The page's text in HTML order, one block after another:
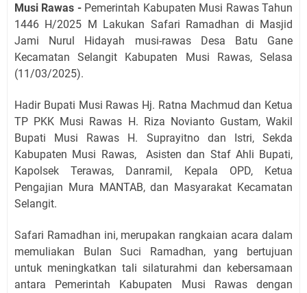
Musi Rawas -Pemerintah Kabupaten Musi Rawas Tahun
1446 H/2025 M Lakukan Safari Ramadhan di Masjid
Jami Nurul Hidayah musi-rawas Desa Batu Gane
Kecamatan Selangit Kabupaten Musi Rawas, Selasa
(11/03/2025).
Hadir Bupati Musi Rawas Hj. Ratna Machmud dan Ketua
TP PKK Musi Rawas H. Riza Novianto Gustam, Wakil
Bupati Musi Rawas H. Suprayitno dan Istri, Sekda
Kabupaten Musi Rawas, Asisten dan Staf Ahli Bupati,
Kapolsek Terawas, Danramil, Kepala OPD, Ketua
Pengajian Mura MANTAB, dan Masyarakat Kecamatan
Selangit.
Safari Ramadhan ini, merupakan rangkaian acara dalam
memuliakan Bulan Suci Ramadhan, yang bertujuan
untuk meningkatkan tali silaturahmi dan kebersamaan
antara Pemerintah Kabupaten Musi Rawas dengan